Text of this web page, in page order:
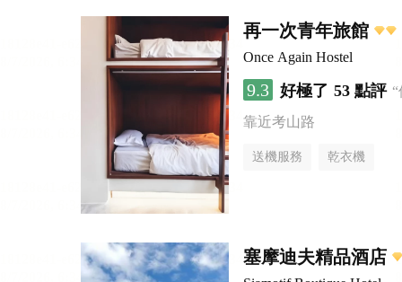
再一次青年旅館
Once Again Hostel
9.3 好極了 53 點評
靠近考山路
送機服務 乾衣機
塞摩迪夫精品酒店